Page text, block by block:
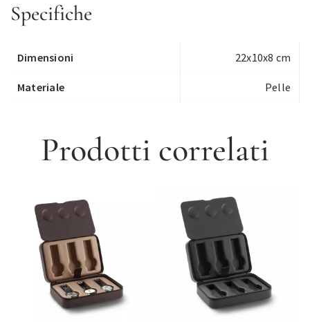
Specifiche
Dimensioni 22x10x8 cm
Materiale Pelle
Prodotti correlati